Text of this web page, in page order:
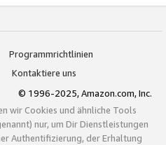
Programmrichtlinien
Kontaktiere uns
© 1996-2025, Amazon.com, Inc.
wir Cookies und ähnliche Tools
nur, um Dir Dienstleistungen
Authentifizierung, der Erhaltung